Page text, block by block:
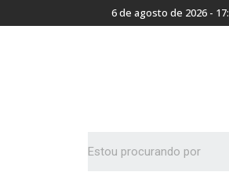
6 de agosto de 2026 -